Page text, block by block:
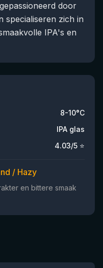
door
specialiseren zich in
IPA's en
8-10°C
IPA glas
4.03/5 ⭐
/ Hazy
en bittere smaak